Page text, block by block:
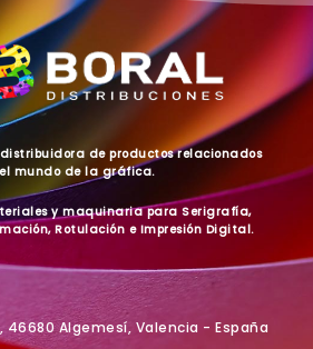
de productos relacionados
mundo de la gráfica.
y maquinaria para Serigrafía,
Rotulación e Impresión Digital.
46680 Algemesí, Valencia - España